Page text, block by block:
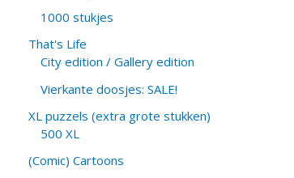
1000 stukjes
That's Life
City edition / Gallery edition
Vierkante doosjes: SALE!
XL puzzels (extra grote stukken)
500 XL
(Comic) Cartoons